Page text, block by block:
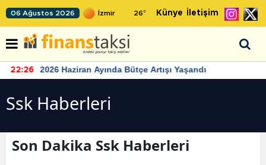
06 Ağustos 2026 26° Künye İletişim
22:26 2026 Haziran Ayında Bütçe Artışı Yaşandı
Ssk Haberleri
Son Dakika Ssk Haberleri